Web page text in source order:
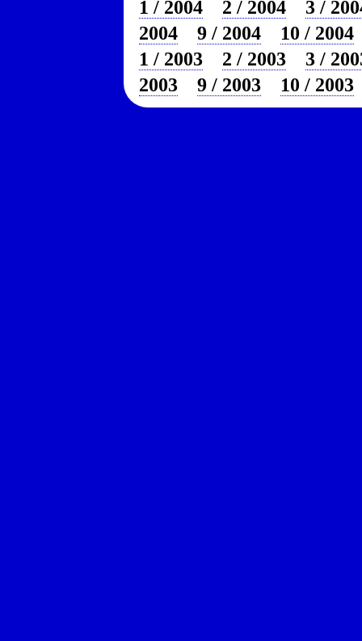
1 / 2004 2 / 2004
3 /
2004
9 / 2004
10 / 2004
1 / 2003
2 / 2003
3 /
2003
9 / 2003 10 / 2003